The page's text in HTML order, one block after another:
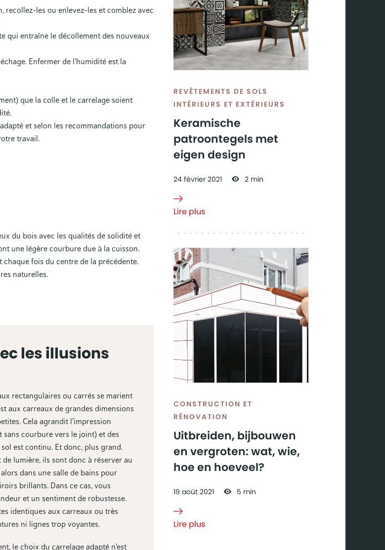
recollez-les ou enlevez-les et comblez avec
qui entraîne le décollement des nouveaux
Enfermer de l'humidité est la
que la colle et le carrelage soient
et selon les recommandations pour
travail.
du bois avec les qualités de solidité et
une légère courbure due à la cuisson.
fois du centre de la précédente.
naturelles.
les illusions
rectangulaires ou carrés se marient
aux carreaux de grandes dimensions
Cela agrandit l'impression
courbure vers le joint) et des
est continu. Et donc, plus grand.
lumière, ils sont donc à réserver au
dans une salle de bains pour
brillants. Dans ce cas, vous
et un sentiment de robustesse.
identiques aux carreaux ou très
ni lignes trop voyantes.
le choix du carrelage adapté n'est
REVÊTEMENTS DE SOLS
INTÉRIEURS ET EXTÉRIEURS
Keramische
patroontegels met
eigen design
24 février 2021 2 min
Lire plus
patroontegels
met eigen
design
CONSTRUCTION ET
RÉNOVATION
Uitbreiden, bijbouwen
en vergroten: wat, wie,
hoe en hoeveel?
19 août 2021 5 min
Lire plus